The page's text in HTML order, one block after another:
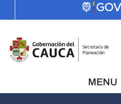
to
content
MENU